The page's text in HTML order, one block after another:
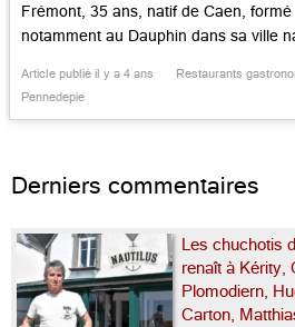
Frémont, 35 ans, natif de Caen, formé
notamment au Dauphin dans sa ville
avec Eric Provost, avant de créer sa
table à Londres (le Gastronome).
Article publié il y a 4 ans
Restaurants
Pennedepie
Derniers commentaires
Les chuchotis
renaît à Kérity,
Plomodiern,
Carton,